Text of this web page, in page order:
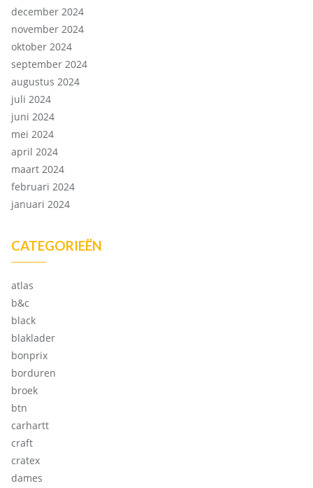
december 2024
november 2024
oktober 2024
september 2024
augustus 2024
juli 2024
juni 2024
mei 2024
april 2024
maart 2024
februari 2024
januari 2024
CATEGORIEËN
atlas
b&c
black
blaklader
bonprix
borduren
broek
btn
carhartt
craft
cratex
dames